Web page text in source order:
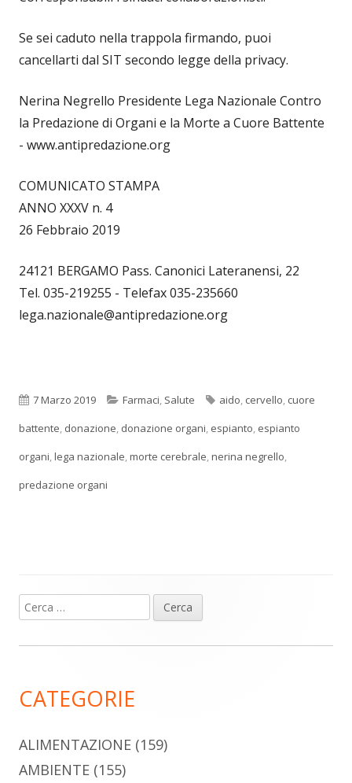
Se sei caduto nella trappola firmando, puoi
cancellarti dal SIT secondo legge della privacy.
Nerina Negrello Presidente Lega Nazionale Contro
la Predazione di Organi e la Morte a Cuore Battente
- www.antipredazione.org
COMUNICATO STAMPA
ANNO XXXV n. 4
26 Febbraio 2019
24121 BERGAMO Pass. Canonici Lateranensi, 22
Tel. 035-219255 - Telefax 035-235660
lega.nazionale@antipredazione.org
Pubblicato
7 Marzo 2019 Categorie
Farmaci, Salute Tag
aido, cervello, cuore
battente, donazione, donazione organi, espianto, espianto
organi,lega nazionale,morte cerebrale,nerina negrello,
predazione organi
Barra
laterale
Ricerca
per:
CATEGORIE
ALIMENTAZIONE (159)
AMBIENTE (155)